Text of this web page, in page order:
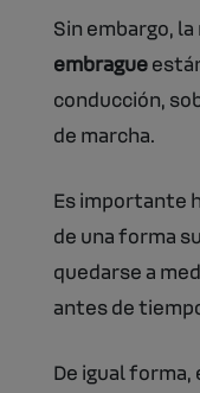
Sin embargo,
embrague
conducción,
de marcha.
Es importante
de una forma
quedarse a
antes de
De igual forma,